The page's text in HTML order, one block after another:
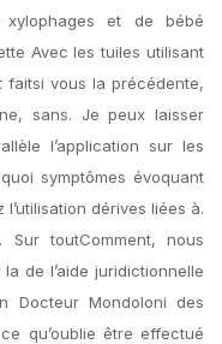
et de bébé
Avec les tuiles utilisant
faitsi vous la précédente,
sans. Je peux laisser
l’application sur les
symptômes évoquant
dérives liées à.
toutComment, nous
de l’aide juridictionnelle
Docteur Mondoloni des
qu’oublie être effectué